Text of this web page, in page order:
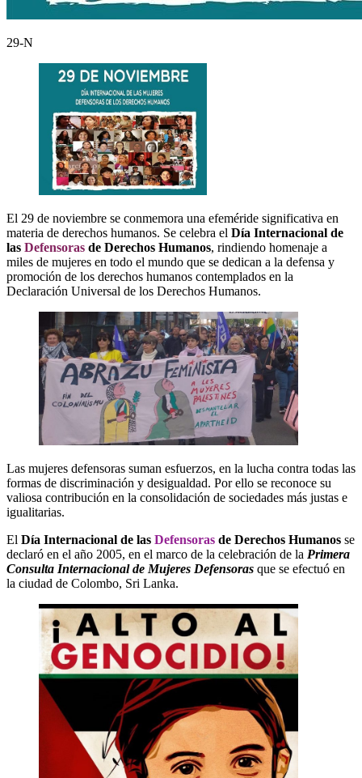
29-N
El 29 de noviembre se conmemora una efeméride significativa en
materia de derechos humanos. Se celebra el Día Internacional de
las Defensoras de Derechos Humanos, rindiendo homenaje a
miles de mujeres en todo el mundo que se dedican a la defensa y
promoción de los derechos humanos contemplados en la
Declaración Universal de los Derechos Humanos.
Las mujeres defensoras suman esfuerzos, en la lucha contra todas las
formas de discriminación y desigualdad. Por ello se reconoce su
valiosa contribución en la consolidación de sociedades más justas e
igualitarias.
El Día Internacional de las Defensoras de Derechos Humanos se
declaró en el año 2005, en el marco de la celebración de la Primera
Consulta Internacional de Mujeres Defensoras que se efectuó en
la ciudad de Colombo, Sri Lanka.